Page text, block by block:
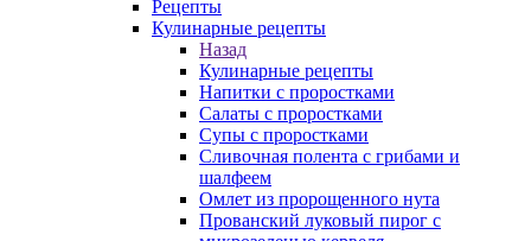
Рецепты
Кулинарные рецепты
Назад
Кулинарные рецепты
Напитки с проростками
Салаты с проростками
Супы с проростками
Сливочная полента с грибами и
шалфеем
Омлет из пророщенного нута
Прованский луковый пирог с